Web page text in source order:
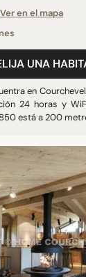
Ver en el mapa
UNA
en
24 horas y
está a 200